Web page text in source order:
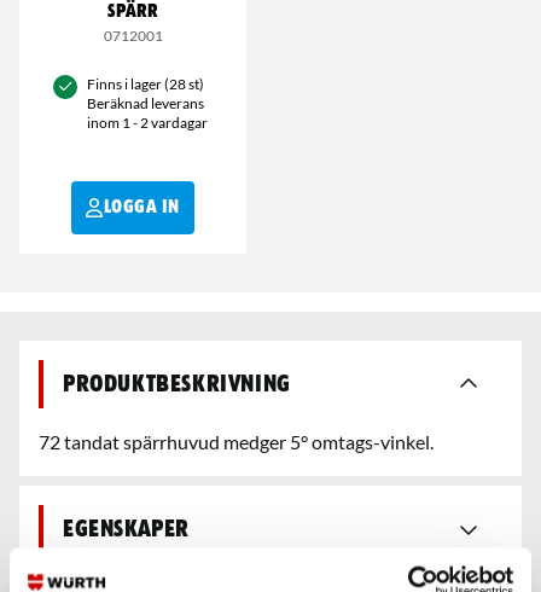
SPÄRR
0712001
Finns i lager (28 st)
Beräknad leverans
inom 1 - 2 vardagar
LOGGA IN
Produktbeskrivning
72 tandat spärrhuvud medger 5° omtags-vinkel.
Egenskaper